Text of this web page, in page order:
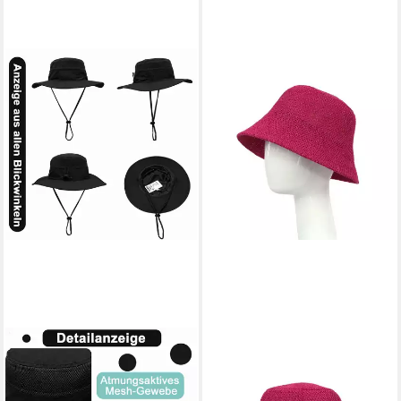
MUTIG
Sonnenhut UPF 50
Sonnenhüte mit breiter